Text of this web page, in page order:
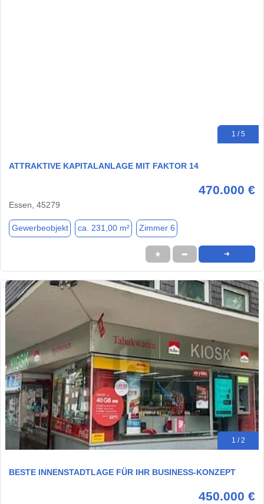
1 / 5
ATTRAKTIVE KAPITALANLAGE MIT FAKTOR 14
470.000 €
Essen, 45279
Gewerbeobjekt ca. 231,00 m² Zimmer 6
★ ➦ ➜
1 / 2
BESTE INNENSTADTLAGE FÜR IHR BUSINESS-KONZEPT
450.000 €